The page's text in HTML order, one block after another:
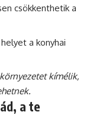
csökkenthetik a
a konyhai
kímélik,
a te